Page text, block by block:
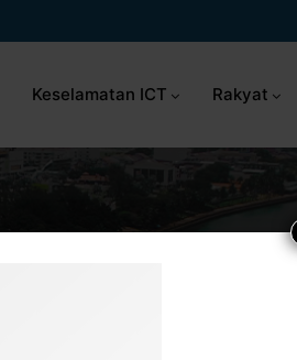
Keselamatan ICT Rakyat